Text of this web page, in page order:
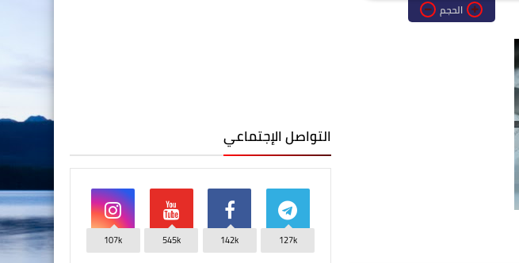
الحجم
التواصل الإجتماعي
127k
142k
545k
107k